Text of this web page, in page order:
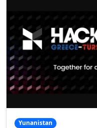
Yunanistan